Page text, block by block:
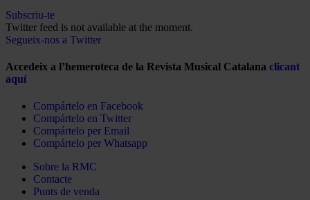
Subscriu-te
Twitter feed is not available at the moment.
Segueix-nos a Twitter
Accedeix a l’hemeroteca de la Revista Musical Catalana clicant
aquí
Compártelo en Facebook
Compártelo en Twitter
Compártelo per Email
Compártelo per Whatsapp
Sobre la RMC
Contacte
Punts de venda